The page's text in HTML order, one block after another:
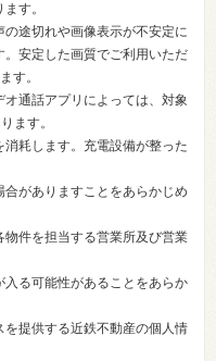
す。
途切れや画像表示が不安定に
安定した画質でご利用いただ
す。
通話アプリによっては、対象
ます。
耗します。充電設備が整った
合がありますことをあらかじめ
物件を担当する営業所及び営業
る可能性があることをあらか
を提供する近鉄不動産の個人情